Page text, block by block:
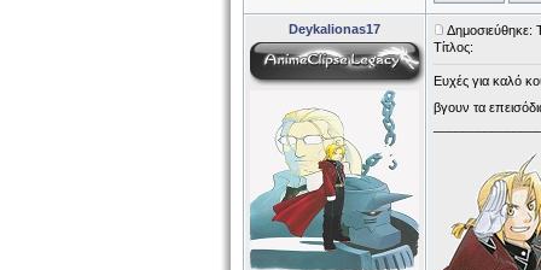
Deykalionas17
Δημοσιεύθηκε:
Τίτλος:
Ευχές για καλό
βγουν τα